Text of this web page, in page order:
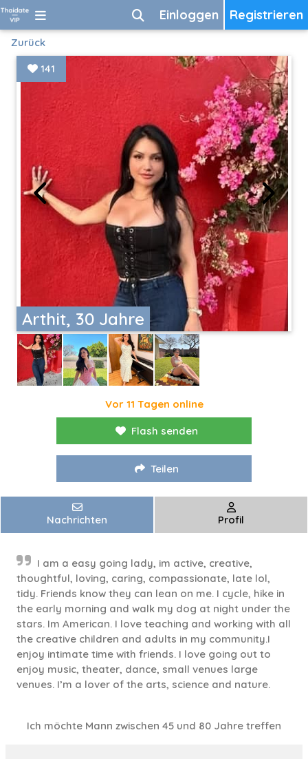
Registrieren
Einloggen
Zurück
Arthit, 30 Jahre
141
Vor 11 Tagen online
Flash senden
Teilen
Nachrichten Profil
I am a easy going lady, im active, creative,
thoughtful, loving, caring, compassionate, late lol,
tidy. Friends know they can lean on me. I cycle, hike in
the early morning and walk my dog at night under the
stars. Im American. I love teaching and working with all
the creative children and adults in my community.I
enjoy intimate time with friends. I love going out to
enjoy music, theater, dance, small venues large
venues. I’m a lover of the arts, science and nature.
Ich möchte Mann zwischen 45 und 80 Jahre treffen